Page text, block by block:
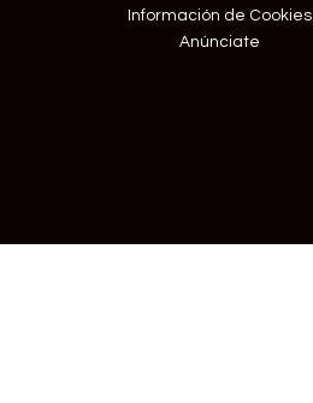
Información de Cookies
Anúnciate